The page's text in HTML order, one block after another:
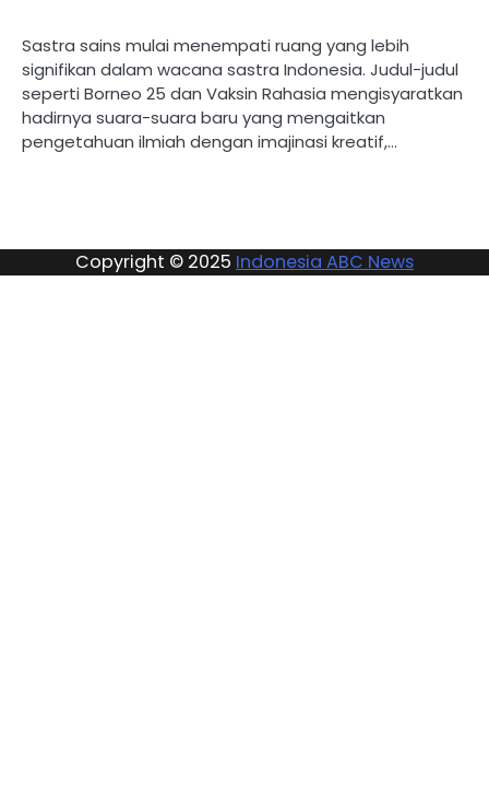
Sastra sains mulai menempati ruang yang lebih
signifikan dalam wacana sastra Indonesia. Judul-judul
seperti Borneo 25 dan Vaksin Rahasia mengisyaratkan
hadirnya suara-suara baru yang mengaitkan
pengetahuan ilmiah dengan imajinasi kreatif,…
Copyright © 2025 Indonesia ABC News